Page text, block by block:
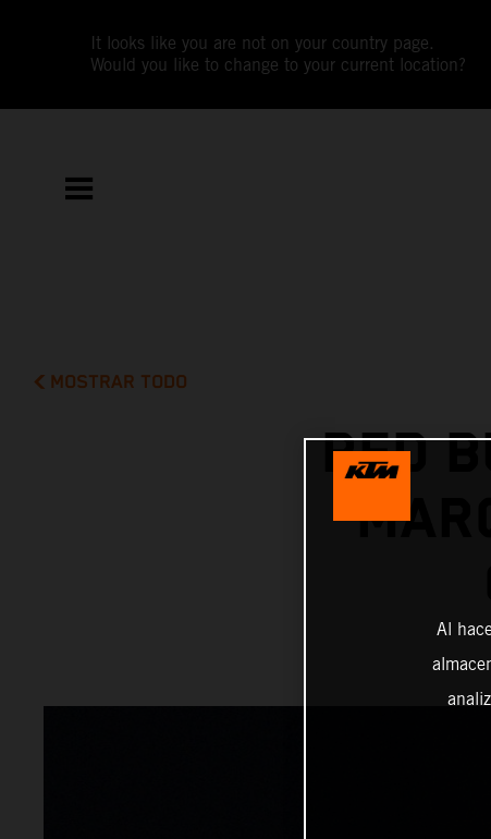
It looks like you are not on your country page.
Would you like to change to your current location?
MOSTRAR TODO
RED
Al